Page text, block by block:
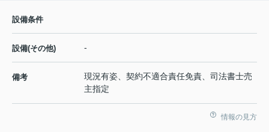
設備条件
設備(その他) -
備考
現況有姿、契約不適合責任免責、司法書士売
主指定
情報の見方